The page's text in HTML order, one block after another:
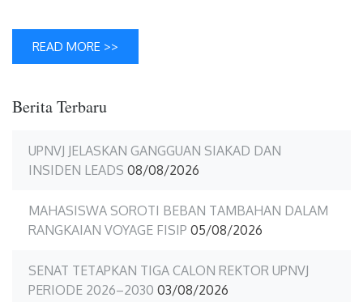
READ MORE >>
Berita Terbaru
UPNVJ JELASKAN GANGGUAN SIAKAD DAN
INSIDEN LEADS 08/08/2026
MAHASISWA SOROTI BEBAN TAMBAHAN DALAM
RANGKAIAN VOYAGE FISIP 05/08/2026
SENAT TETAPKAN TIGA CALON REKTOR UPNVJ
PERIODE 2026–2030 03/08/2026